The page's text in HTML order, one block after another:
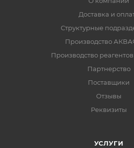
Доставка и
Структурные
Производство
Производство
Партнерство
Поставщики
Отзывы
Реквизиты
УСЛУГИ